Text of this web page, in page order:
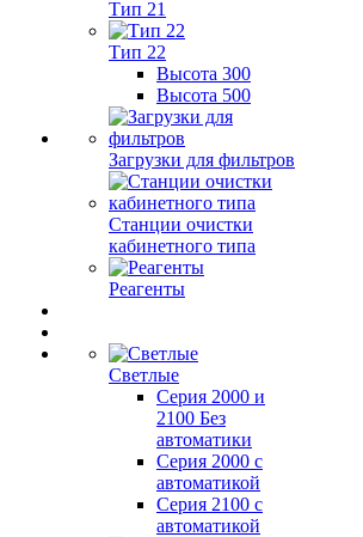
Тип 21
Тип 22
Высота 300
Высота 500
Загрузки для фильтров
Станции очистки
кабинетного типа
Реагенты
Светлые
Серия 2000 и
2100 Без
автоматики
Серия 2000 с
автоматикой
Серия 2100 с
автоматикой